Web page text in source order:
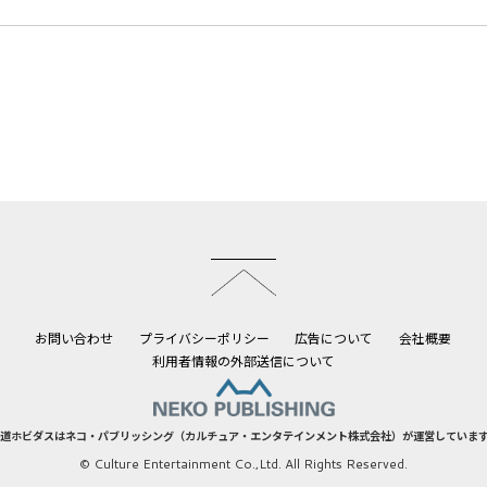
お問い合わせ プライバシーポリシー 広告について
会社概要
利用者情報の外部送信について
ホビダスはネコ・パブリッシング（カルチュア・エンタテインメント株式会社）が運営していま
© Culture Entertainment Co.,Ltd. All Rights Reserved.